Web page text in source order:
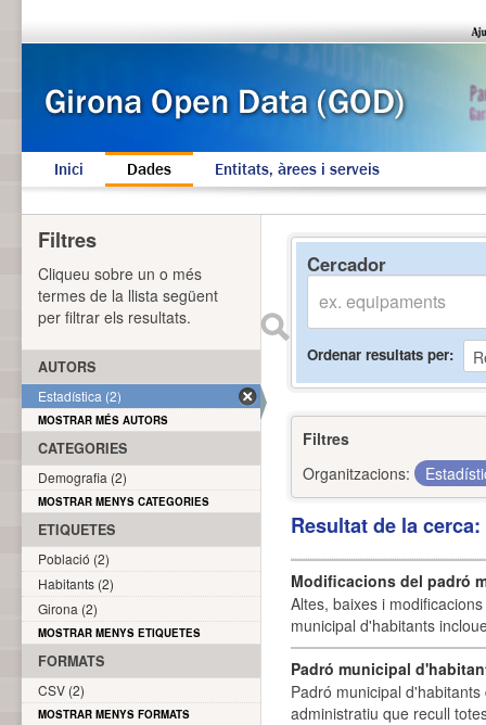
Inici Dades Entitats, àrees i serveis
Cercador
Ordenar resultats per
Filtres
Organitzacions:
Resultat de la
Modificacions del padró
Altes, baixes i
municipal d'habitants
Padró municipal
Padró municipal
administratiu que recull
Filtres
Cliqueu sobre un o més
termes de la llista següent
per filtrar els resultats.
AUTORS
Estadística (2)
MOSTRAR MÉS AUTORS
CATEGORIES
Demografia (2)
MOSTRAR MENYS CATEGORIES
ETIQUETES
Població (2)
Habitants (2)
Girona (2)
MOSTRAR MENYS ETIQUETES
FORMATS
CSV (2)
MOSTRAR MENYS FORMATS